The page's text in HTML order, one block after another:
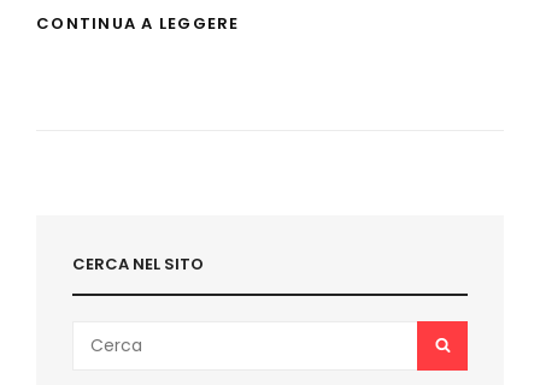
CONTINUA A LEGGERE
CERCA NEL SITO
for:
SEARCH